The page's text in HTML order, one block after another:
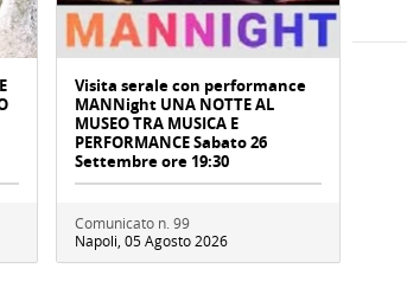
Visita serale con performance
MANNight UNA NOTTE AL
MUSEO TRA MUSICA E
PERFORMANCE Sabato 26
Settembre ore 19:30
Comunicato n. 99
Napoli, 05 Agosto 2026